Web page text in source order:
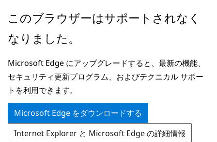
メ
ン
ン
テ
ン
ツ
に
ス
このブラウザーはサポートされなく
なりました。
Microsoft Edge にアップグレードすると、最新の機能、
セキュリティ更新プログラム、およびテクニカル サポー
トを利用できます。
Microsoft Edge をダウンロードする
Internet Explorer と Microsoft Edge の詳細情報